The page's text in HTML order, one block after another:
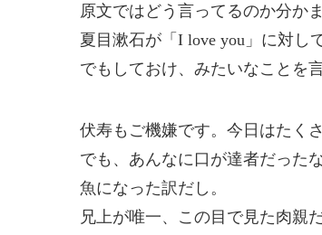
原文ではどう言ってるのか分か
夏目漱石が「I love you」に対し
でもしておけ、みたいなことを
伏寿もご機嫌です。今日はたく
でも、あんなに口が達者だった
魚になった訳だし。
兄上が唯一、この目で見た肉親